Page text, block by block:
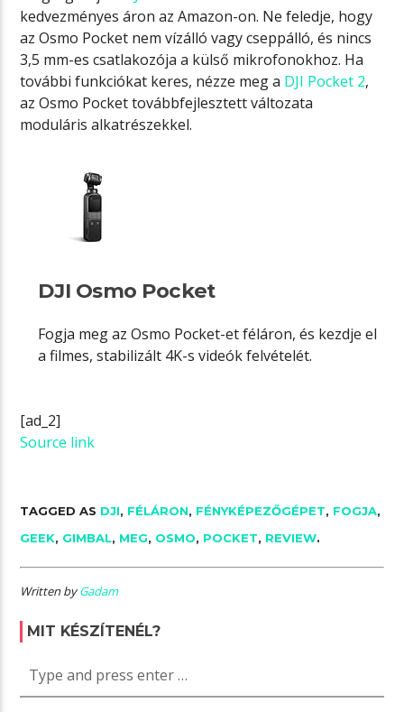
kedvezményes áron az Amazon-on. Ne feledje, hogy
az Osmo Pocket nem vízálló vagy cseppálló, és nincs
3,5 mm-es csatlakozója a külső mikrofonokhoz. Ha
további funkciókat keres, nézze meg a DJI Pocket 2,
az Osmo Pocket továbbfejlesztett változata
moduláris alkatrészekkel.
DJI Osmo Pocket
Fogja meg az Osmo Pocket-et féláron, és kezdje el
a filmes, stabilizált 4K-s videók felvételét.
[ad_2]
Source link
TAGGED AS DJI, FÉLÁRON, FÉNYKÉPEZŐGÉPET, FOGJA,
GEEK, GIMBAL, MEG, OSMO, POCKET, REVIEW.
Written byGadam
MIT KÉSZÍTENÉL?